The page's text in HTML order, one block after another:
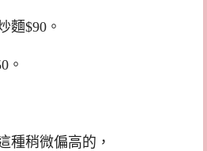
麵$90。
。
種稍微偏高的，